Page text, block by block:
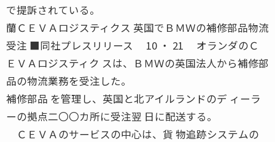
で提訴されている。
蘭ＣＥＶＡロジスティクス 英国でＢＭＷの補修部品物流
受注 ■同社プレスリリース 10 ・ 21 オランダのＣ
ＥＶＡロジスティク スは、ＢＭＷの英国法人から補修部
品の物流業務を受注した。
補修部品 を管理し、英国と北アイルランドのデ ィーラ
ーの拠点二〇〇カ所に受注翌 日に配送する。
ＣＥＶＡのサービスの中心は、貨 物追跡システムの